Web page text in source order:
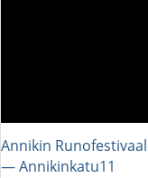
Annikin
― Annikinkatu11